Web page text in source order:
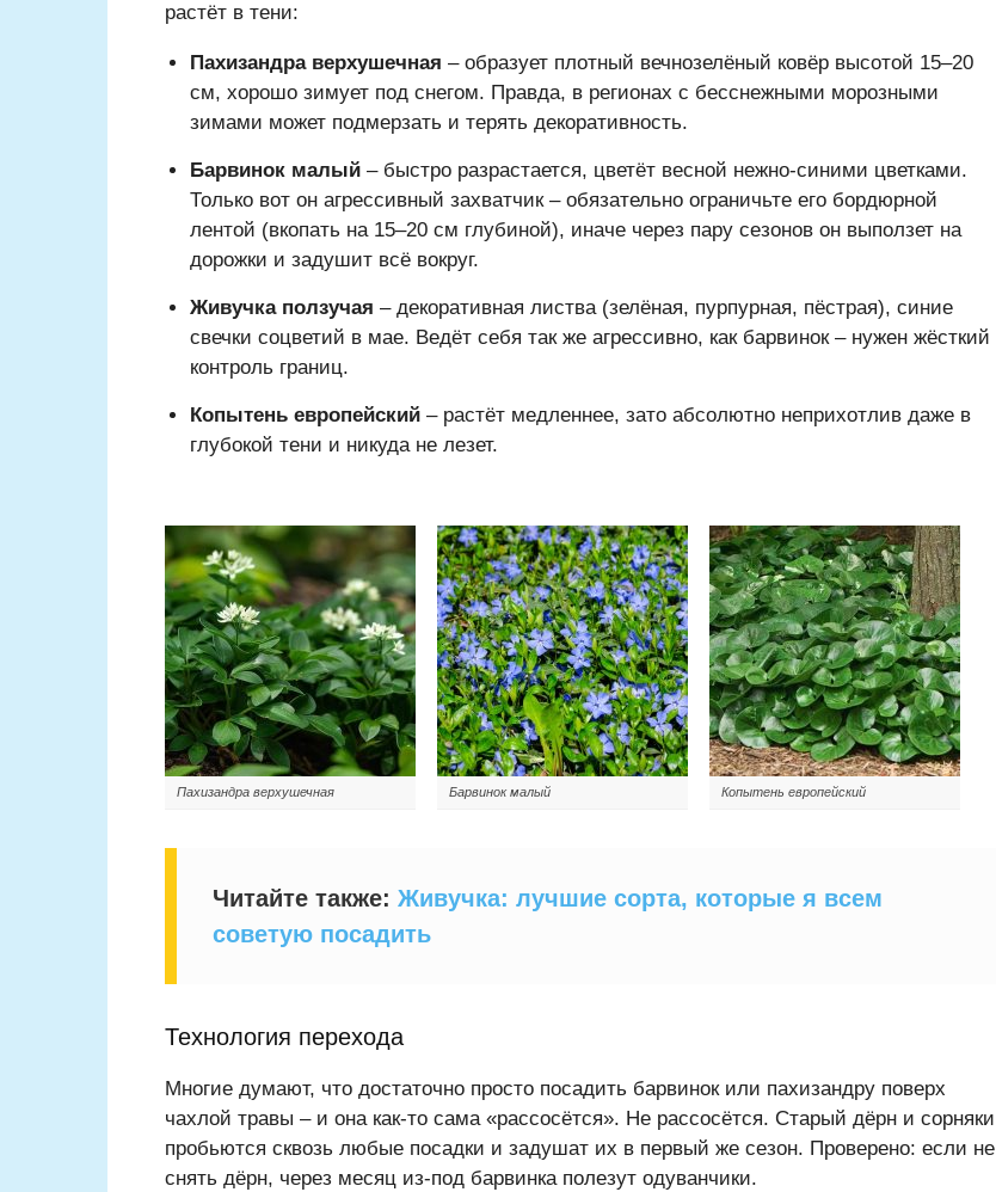
растёт в тени:
Пахизандра верхушечная – образует плотный вечнозелёный ковёр высотой 15–20
см, хорошо зимует под снегом. Правда, в регионах с бесснежными морозными
зимами может подмерзать и терять декоративность.
Барвинок малый – быстро разрастается, цветёт весной нежно-синими цветками.
Только вот он агрессивный захватчик – обязательно ограничьте его бордюрной
лентой (вкопать на 15–20 см глубиной), иначе через пару сезонов он выползет на
дорожки и задушит всё вокруг.
Живучка ползучая – декоративная листва (зелёная, пурпурная, пёстрая), синие
свечки соцветий в мае. Ведёт себя так же агрессивно, как барвинок – нужен жёсткий
контроль границ.
Копытень европейский – растёт медленнее, зато абсолютно неприхотлив даже в
глубокой тени и никуда не лезет.
Пахизандра верхушечная Барвинок малый Копытень европейский
Читайте также: Живучка: лучшие сорта, которые я всем
советую посадить
Технология перехода
Многие думают, что достаточно просто посадить барвинок или пахизандру поверх
чахлой травы – и она как-то сама «рассосётся». Не рассосётся. Старый дёрн и сорняки
пробьются сквозь любые посадки и задушат их в первый же сезон. Проверено: если не
снять дёрн, через месяц из-под барвинка полезут одуванчики.